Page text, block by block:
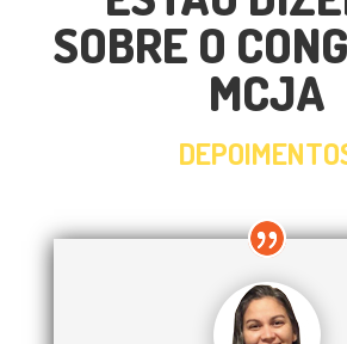
SOBRE O
MCJA